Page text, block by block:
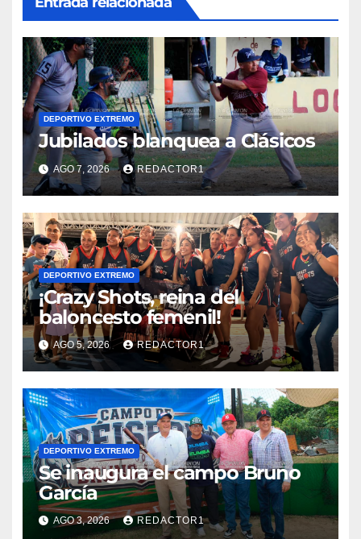
DEPORTIVO EXTREMO
Jubilados blanquea a Clásicos
AGO 7, 2026 REDACTOR1
DEPORTIVO EXTREMO
¡Crazy Shots, reina del
baloncesto femenil!
AGO 5, 2026 REDACTOR1
DEPORTIVO EXTREMO
Se inaugura el campo Bruno
García
AGO 3, 2026 REDACTOR1